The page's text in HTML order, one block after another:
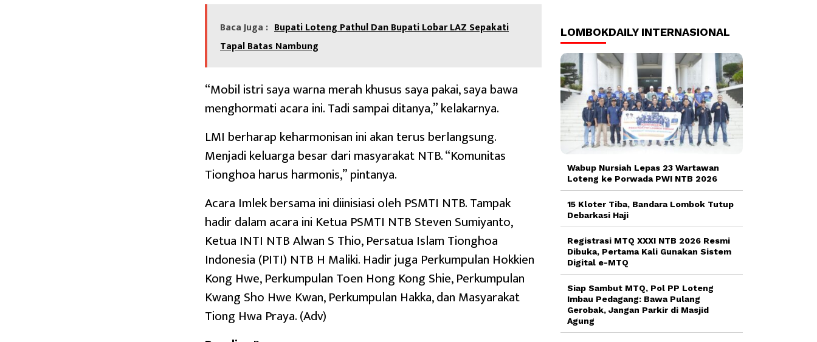
Baca Juga : Bupati Loteng Pathul Dan Bupati Lobar LAZ Sepakati
Tapal Batas Nambung
“Mobil istri saya warna merah khusus saya pakai, saya bawa
menghormati acara ini. Tadi sampai ditanya,” kelakarnya.
LMI berharap keharmonisan ini akan terus berlangsung.
Menjadi keluarga besar dari masyarakat NTB. “Komunitas
Tionghoa harus harmonis,” pintanya.
Acara Imlek bersama ini diinisiasi oleh PSMTI NTB. Tampak
hadir dalam acara ini Ketua PSMTI NTB Steven Sumiyanto,
Ketua INTI NTB Alwan S Thio, Persatua Islam Tionghoa
Indonesia (PITI) NTB H Maliki. Hadir juga Perkumpulan Hokkien
Kong Hwe, Perkumpulan Toen Hong Kong Shie, Perkumpulan
Kwang Sho Hwe Kwan, Perkumpulan Hakka, dan Masyarakat
Tiong Hwa Praya. (Adv)
LOMBOKDAILY INTERNASIONAL
Wabup Nursiah Lepas 23 Wartawan
Loteng ke Porwada PWI NTB 2026
15 Kloter Tiba, Bandara Lombok Tutup
Debarkasi Haji
Registrasi MTQ XXXI NTB 2026 Resmi
Dibuka, Pertama Kali Gunakan Sistem
Digital e-MTQ
Siap Sambut MTQ, Pol PP Loteng
Imbau Pedagang: Bawa Pulang
Gerobak, Jangan Parkir di Masjid
Agung